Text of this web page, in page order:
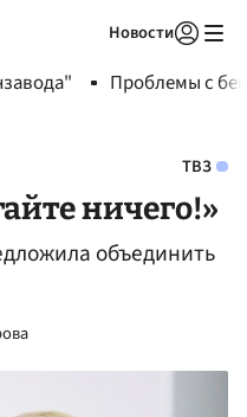
Новости
Проблемы с
ТВЗ
ничего!»
объединить